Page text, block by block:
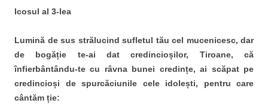
Icosul al 3-lea
Lumină de sus strălucind sufletul tău cel mucenicesc, dar
de bogăție te-ai dat credincioșilor, Tiroane, că
înfierbântându-te cu râvna bunei credințe, ai scăpat pe
credincioși de spurcăciunile cele idolești, pentru care
cântăm ție: